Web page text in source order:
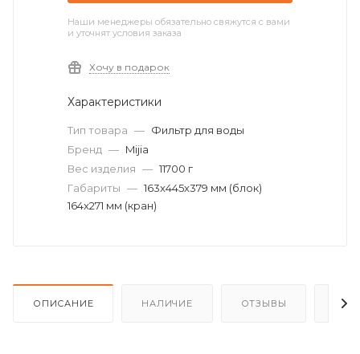
Наши менеджеры обязательно свяжутся с вами
и уточнят условия заказа
Хочу в подарок
Характеристики
Тип товара — Фильтр для воды
Бренд — Mijia
Вес изделия — 11700 г
Габариты — 163x445x379 мм (блок)
164x271 мм (кран)
ОПИСАНИЕ НАЛИЧИЕ ОТЗЫВЫ